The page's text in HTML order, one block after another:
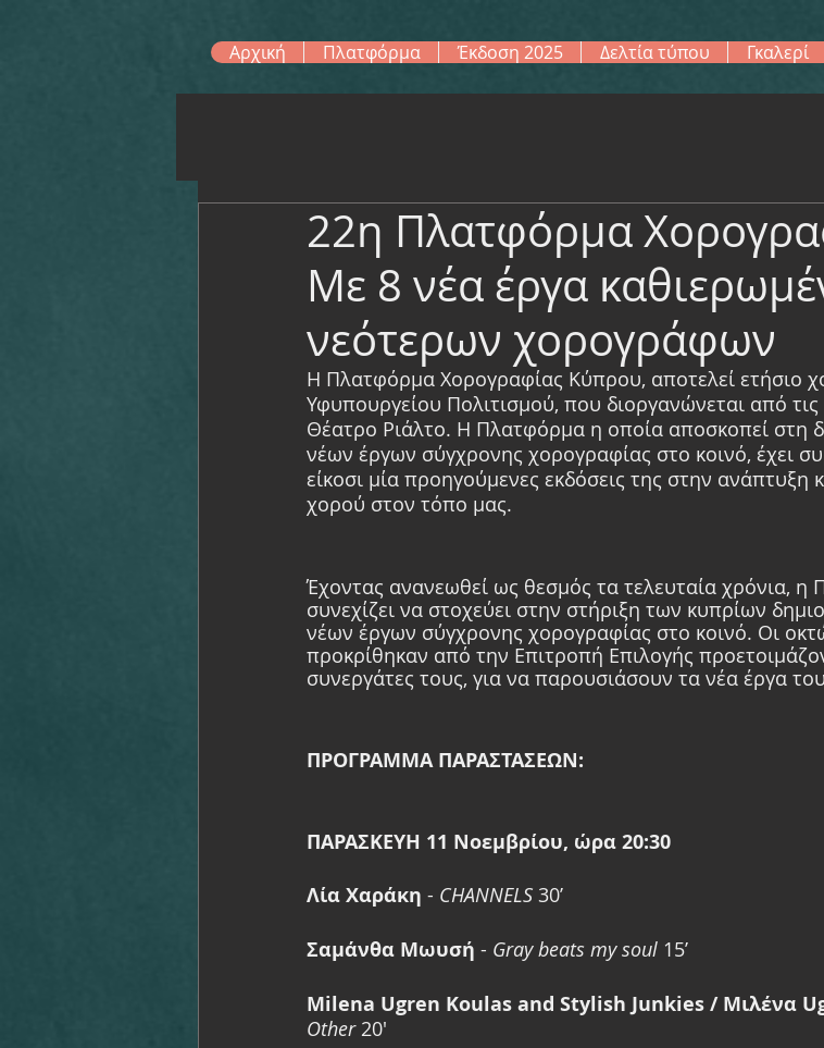
Αρχική Πλατφόρμα Έκδοση 2025 Δελτία τύπου Γκαλερί
22η Πλατφόρμα
Με 8 νέα έργα
νεότερων χορογράφων
Η Πλατφόρμα Χορογραφίας Κύπρου, αποτελεί ετήσιο
Υφυπουργείου Πολιτισμού, που διοργανώνεται από τις
Θέατρο Ριάλτο. Η Πλατφόρμα η οποία αποσκοπεί στη
νέων έργων σύγχρονης χορογραφίας στο κοινό, έχει
είκοσι μία προηγούμενες εκδόσεις της στην
χορού στον τόπο μας.
Έχοντας ανανεωθεί ως θεσμός τα τελευταία χρόνια,
συνεχίζει να στοχεύει στην στήριξη των κυπρίων
νέων έργων σύγχρονης χορογραφίας στο κοινό. Οι
προκρίθηκαν από την Επιτροπή Επιλογής
συνεργάτες τους, για να παρουσιάσουν τα νέα έργα
ΠΡΟΓΡΑΜΜΑ ΠΑΡΑΣΤΑΣΕΩΝ:
ΠΑΡΑΣΚΕΥΗ 11 Νοεμβρίου, ώρα 20:30
Λία Χαράκη - CHANNELS 30’
Σαμάνθα Μωυσή - Gray beats my soul 15’
Milena Ugren Koulas and Stylish Junkies / Μιλένα
Other 20'